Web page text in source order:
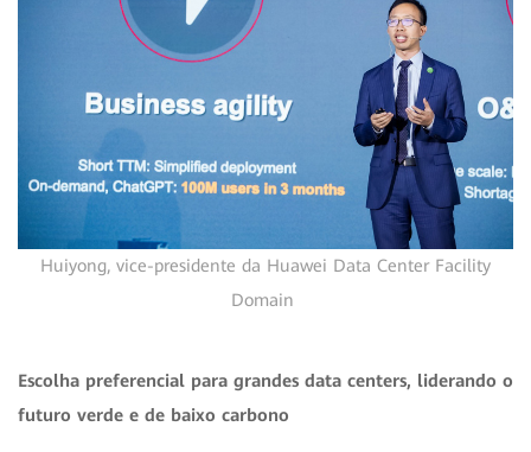
Huiyong, vice-presidente da Huawei Data Center Facility
Domain
Escolha preferencial para grandes data centers, liderando o
futuro verde e de baixo carbono